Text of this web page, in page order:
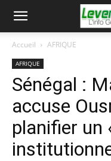
Accueil AFRIQUE
AFRIQUE
Sénégal :
accuse
planifier un